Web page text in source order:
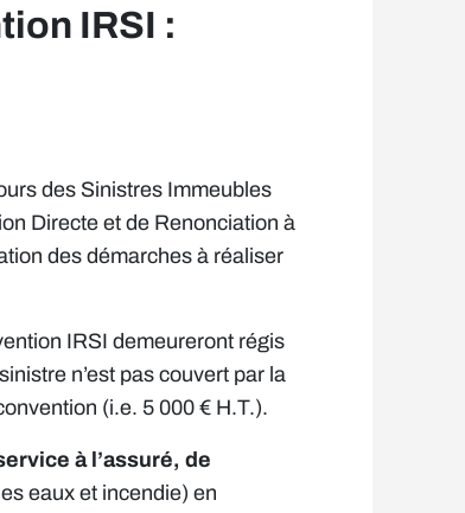
IRSI :
des Sinistres Immeubles
Directe et de Renonciation à
des démarches à réaliser
IRSI demeureront régis
n’est pas couvert par la
(i.e. 5 000 € H.T.).
à l’assuré, de
eaux et incendie) en